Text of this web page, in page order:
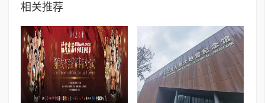
相关推荐